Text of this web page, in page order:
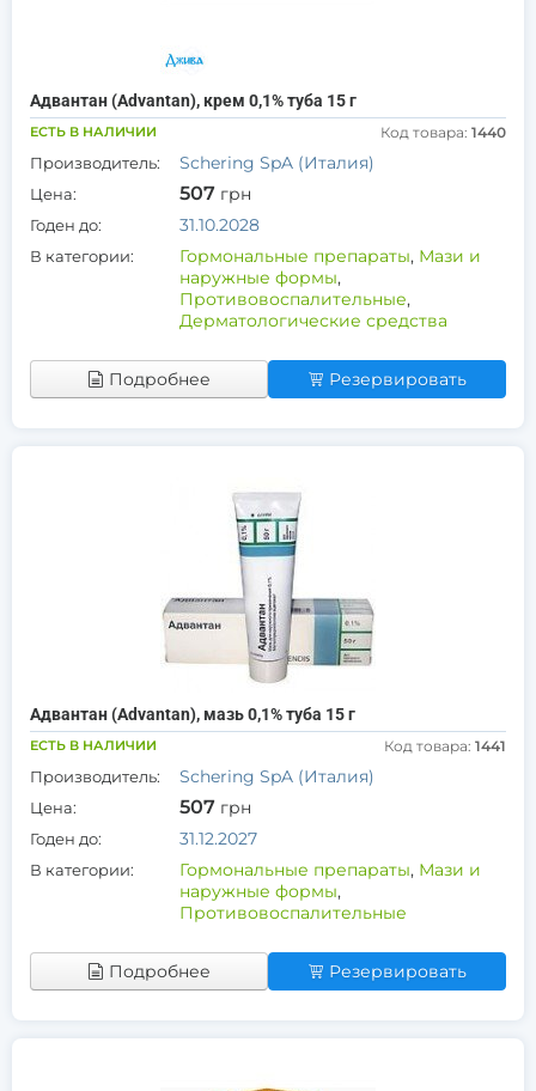
Адвантан (Advantan), крем 0,1% туба 15 г
ЕСТЬ В НАЛИЧИИ Код товара: 1440
Производитель: Schering SpA (Италия)
Цена: 507 грн
Годен до: 31.10.2028
В категории: Гормональные препараты, Мази и
наружные формы,
Противовоспалительные,
Дерматологические средства
Подробнее Резервировать
Адвантан (Advantan), мазь 0,1% туба 15 г
ЕСТЬ В НАЛИЧИИ Код товара: 1441
Производитель: Schering SpA (Италия)
Цена: 507 грн
Годен до: 31.12.2027
В категории: Гормональные препараты, Мази и
наружные формы,
Противовоспалительные
Подробнее Резервировать